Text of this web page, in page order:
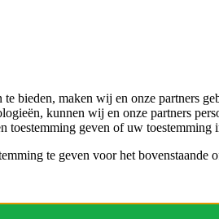
te bieden, maken wij en onze partners
kunnen wij en onze partners
toestemming geven of uw
te geven voor het bovenstaande